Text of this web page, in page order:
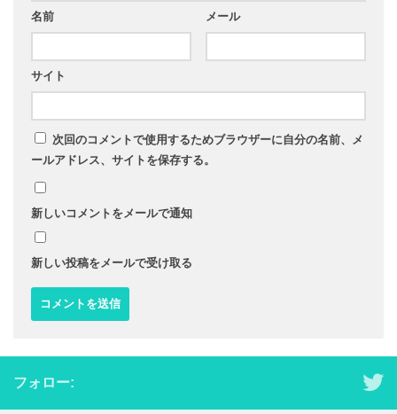
名前 メール
サイト
次回のコメントで使用するためブラウザーに自分の名前、メ
ールアドレス、サイトを保存する。
新しいコメントをメールで通知
新しい投稿をメールで受け取る
フォロー: